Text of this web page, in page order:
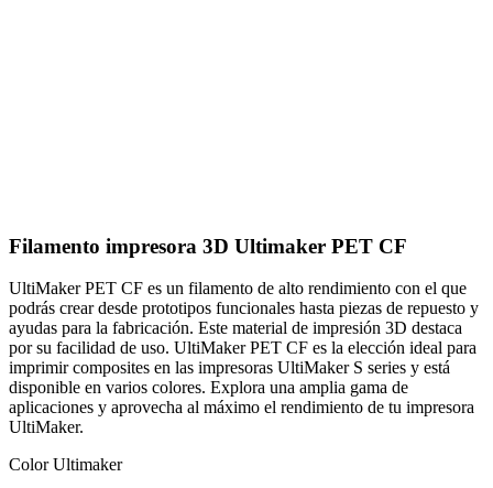
Filamento impresora 3D Ultimaker PET CF
UltiMaker PET CF es un filamento de alto rendimiento con el que
podrás crear desde prototipos funcionales hasta piezas de repuesto y
ayudas para la fabricación. Este material de impresión 3D destaca
por su facilidad de uso. UltiMaker PET CF es la elección ideal para
imprimir composites en las impresoras UltiMaker S series y está
disponible en varios colores. Explora una amplia gama de
aplicaciones y aprovecha al máximo el rendimiento de tu impresora
UltiMaker.
Color Ultimaker